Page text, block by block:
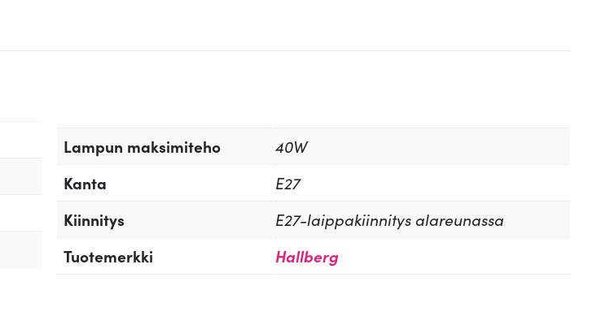
Lampun maksimiteho
40W
Kanta
E27
Kiinnitys
E27-laippakiinnitys alareunassa
Tuotemerkki
Hallberg